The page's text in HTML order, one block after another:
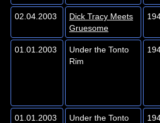
02.04.2003
Dick Tracy Meets
Gruesome
01.01.2003
Under the Tonto
Rim
01.01.2003
Under the Tonto